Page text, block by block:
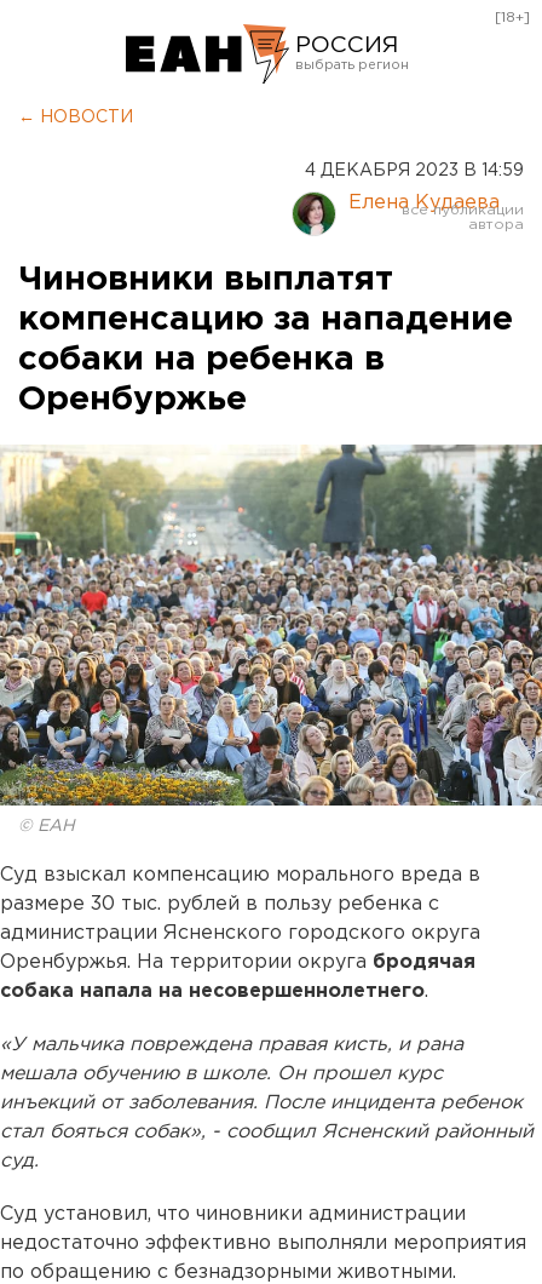
РОССИЯ
Курган
Оренбург
[18+]
← НОВОСТИ
4 ДЕКАБРЯ 2023 В 14:59
Елена Кудаева
Чиновники выплатят
компенсацию за нападение
собаки на ребенка в
Оренбуржье
© ЕАН
Суд взыскал компенсацию морального вреда в
размере 30 тыс. рублей в пользу ребенка с
администрации Ясненского городского округа
Оренбуржья. На территории округа бродячая
собака напала на несовершеннолетнего.
«У мальчика повреждена правая кисть, и рана
мешала обучению в школе. Он прошел курс
инъекций от заболевания. После инцидента ребенок
стал бояться собак», - сообщил Ясненский районный
суд.
Суд установил, что чиновники администрации
недостаточно эффективно выполняли мероприятия
по обращению с безнадзорными животными.